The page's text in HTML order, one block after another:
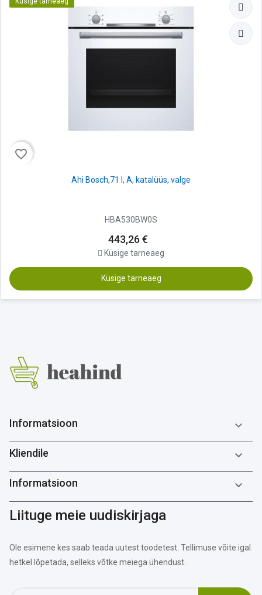
favorite_border
Ahi Bosch,71 l, A, katalüüs, valge
HBA530BW0S
443,26 €
Küsige tarneaeg
Küsige tarneaeg
Informatsioon 
Kliendile 
Informatsioon 
Liituge meie uudiskirjaga
Ole esimene kes saab teada uutest toodetest. Tellimuse võite igal
hetkel lõpetada, selleks võtke meiega ühendust.